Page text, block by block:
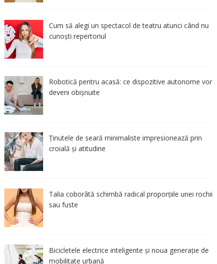
Cum să alegi un spectacol de teatru atunci când nu
cunoști repertoriul
Robotică pentru acasă: ce dispozitive autonome vor
deveni obișnuite
Ținutele de seară minimaliste impresionează prin
croială și atitudine
Talia coborâtă schimbă radical proporțiile unei rochii
sau fuste
Bicicletele electrice inteligente și noua generație de
mobilitate urbană